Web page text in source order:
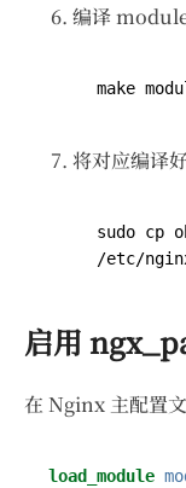
编译
将对应编译
sudo cp
启用
在 Nginx 主配置
load_module